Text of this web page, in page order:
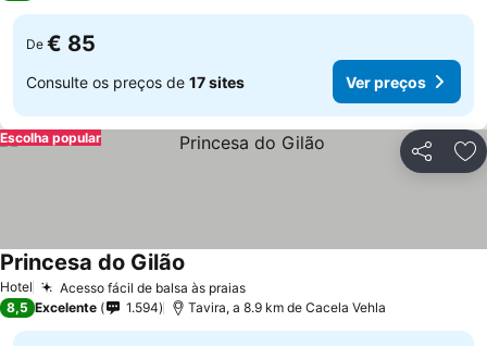
De € 85
Consulte os preços de 17 sites Ver preços
Partilhar
Escolha popular
Hotel Acesso fácil de balsa às praiasVer preços
Princesa do Gilão
8,5 Excelente 1.594 Tavira, a 8.9 km de Cacela Vehla